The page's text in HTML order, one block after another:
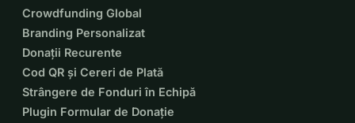
Crowdfunding Global
Branding Personalizat
Donații Recurente
Cod QR și Cereri de Plată
Strângere de Fonduri în Echipă
Plugin Formular de Donație